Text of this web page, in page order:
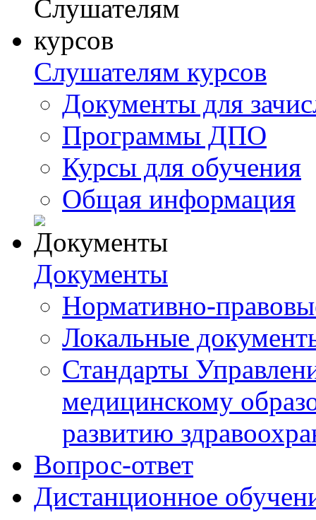
Слушателям курсов
Документы для
Программы ДПО
Курсы для обучения
Общая информация
Документы
Нормативно-
Локальные
Стандарты
медицинскому
развитию
Вопрос-ответ
Дистанционное